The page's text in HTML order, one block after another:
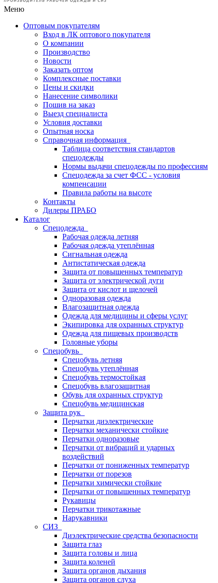
Меню
Оптовым покупателям
Вход в ЛК оптового покупателя
О компании
Производство
Новости
Заказать оптом
Комплексные поставки
Цены и скидки
Нанесение символики
Пошив на заказ
Выезд специалиста
Условия доставки
Опытная носка
Справочная информация
Таблица соответствия стандартов
спецодежды
Нормы выдачи спецодежды по профессиям
Спецодежда за счет ФСС - условия
компенсации
Правила работы на высоте
Контакты
Дилеры ПРАБО
Каталог
Спецодежда
Рабочая одежда летняя
Рабочая одежда утеплённая
Сигнальная одежда
Антистатическая одежда
Защита от повышенных температур
Защита от электрической дуги
Защита от кислот и щелочей
Одноразовая одежда
Влагозащитная одежда
Одежда для медицины и сферы услуг
Экипировка для охранных структур
Одежда для пищевых производств
Головные уборы
Спецобувь
Спецобувь летняя
Спецобувь утеплённая
Спецобувь термостойкая
Спецобувь влагозащитная
Обувь для охранных структур
Спецобувь медицинская
Защита рук
Перчатки диэлектрические
Перчатки механически стойкие
Перчатки одноразовые
Перчатки от вибраций и ударных
воздействий
Перчатки от пониженных температур
Перчатки от порезов
Перчатки химически стойкие
Перчатки от повышенных температур
Рукавицы
Перчатки трикотажные
Нарукавники
СИЗ
Диэлектрические средства безопасности
Защита глаз
Защита головы и лица
Защита коленей
Защита органов дыхания
Защита органов слуха